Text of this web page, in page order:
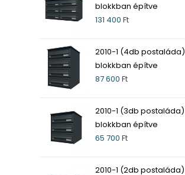
blokkban építve
131 400Ft
2010-1 (4db postaláda)
blokkban építve
87 600Ft
2010-1 (3db postaláda)
blokkban építve
65 700Ft
2010-1 (2db postaláda)